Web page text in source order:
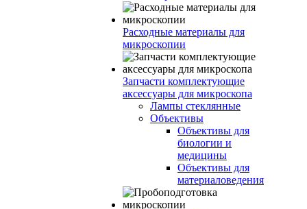
Расходные материалы для
микроскопии
Запчасти комплектующие
аксессуары для микроскопа
Лампы стеклянные
Объективы
Объективы для
биологии и
медицины
Объективы для
материаловедения